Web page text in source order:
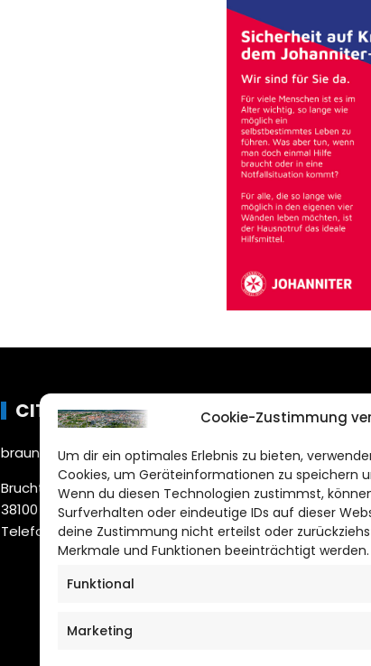
Cookie-Zustimmung
Um dir ein optimales Erlebnis zu bieten,
Cookies, um Geräteinformationen zu speichern
Wenn du diesen Technologien zustimmst,
Surfverhalten oder eindeutige IDs auf dieser
deine Zustimmung nicht erteilst oder
Merkmale und Funktionen beeinträchtigt werden.
Funktional
Marketing
CITYLIFE!
braunschweig@citylifemedien.de
Bruchtorwall 12
38100 Braunschweig
Telefon: 0531 387220 – 65
DAS
FÜR
Impressum
Cookie
CITYLIFE!